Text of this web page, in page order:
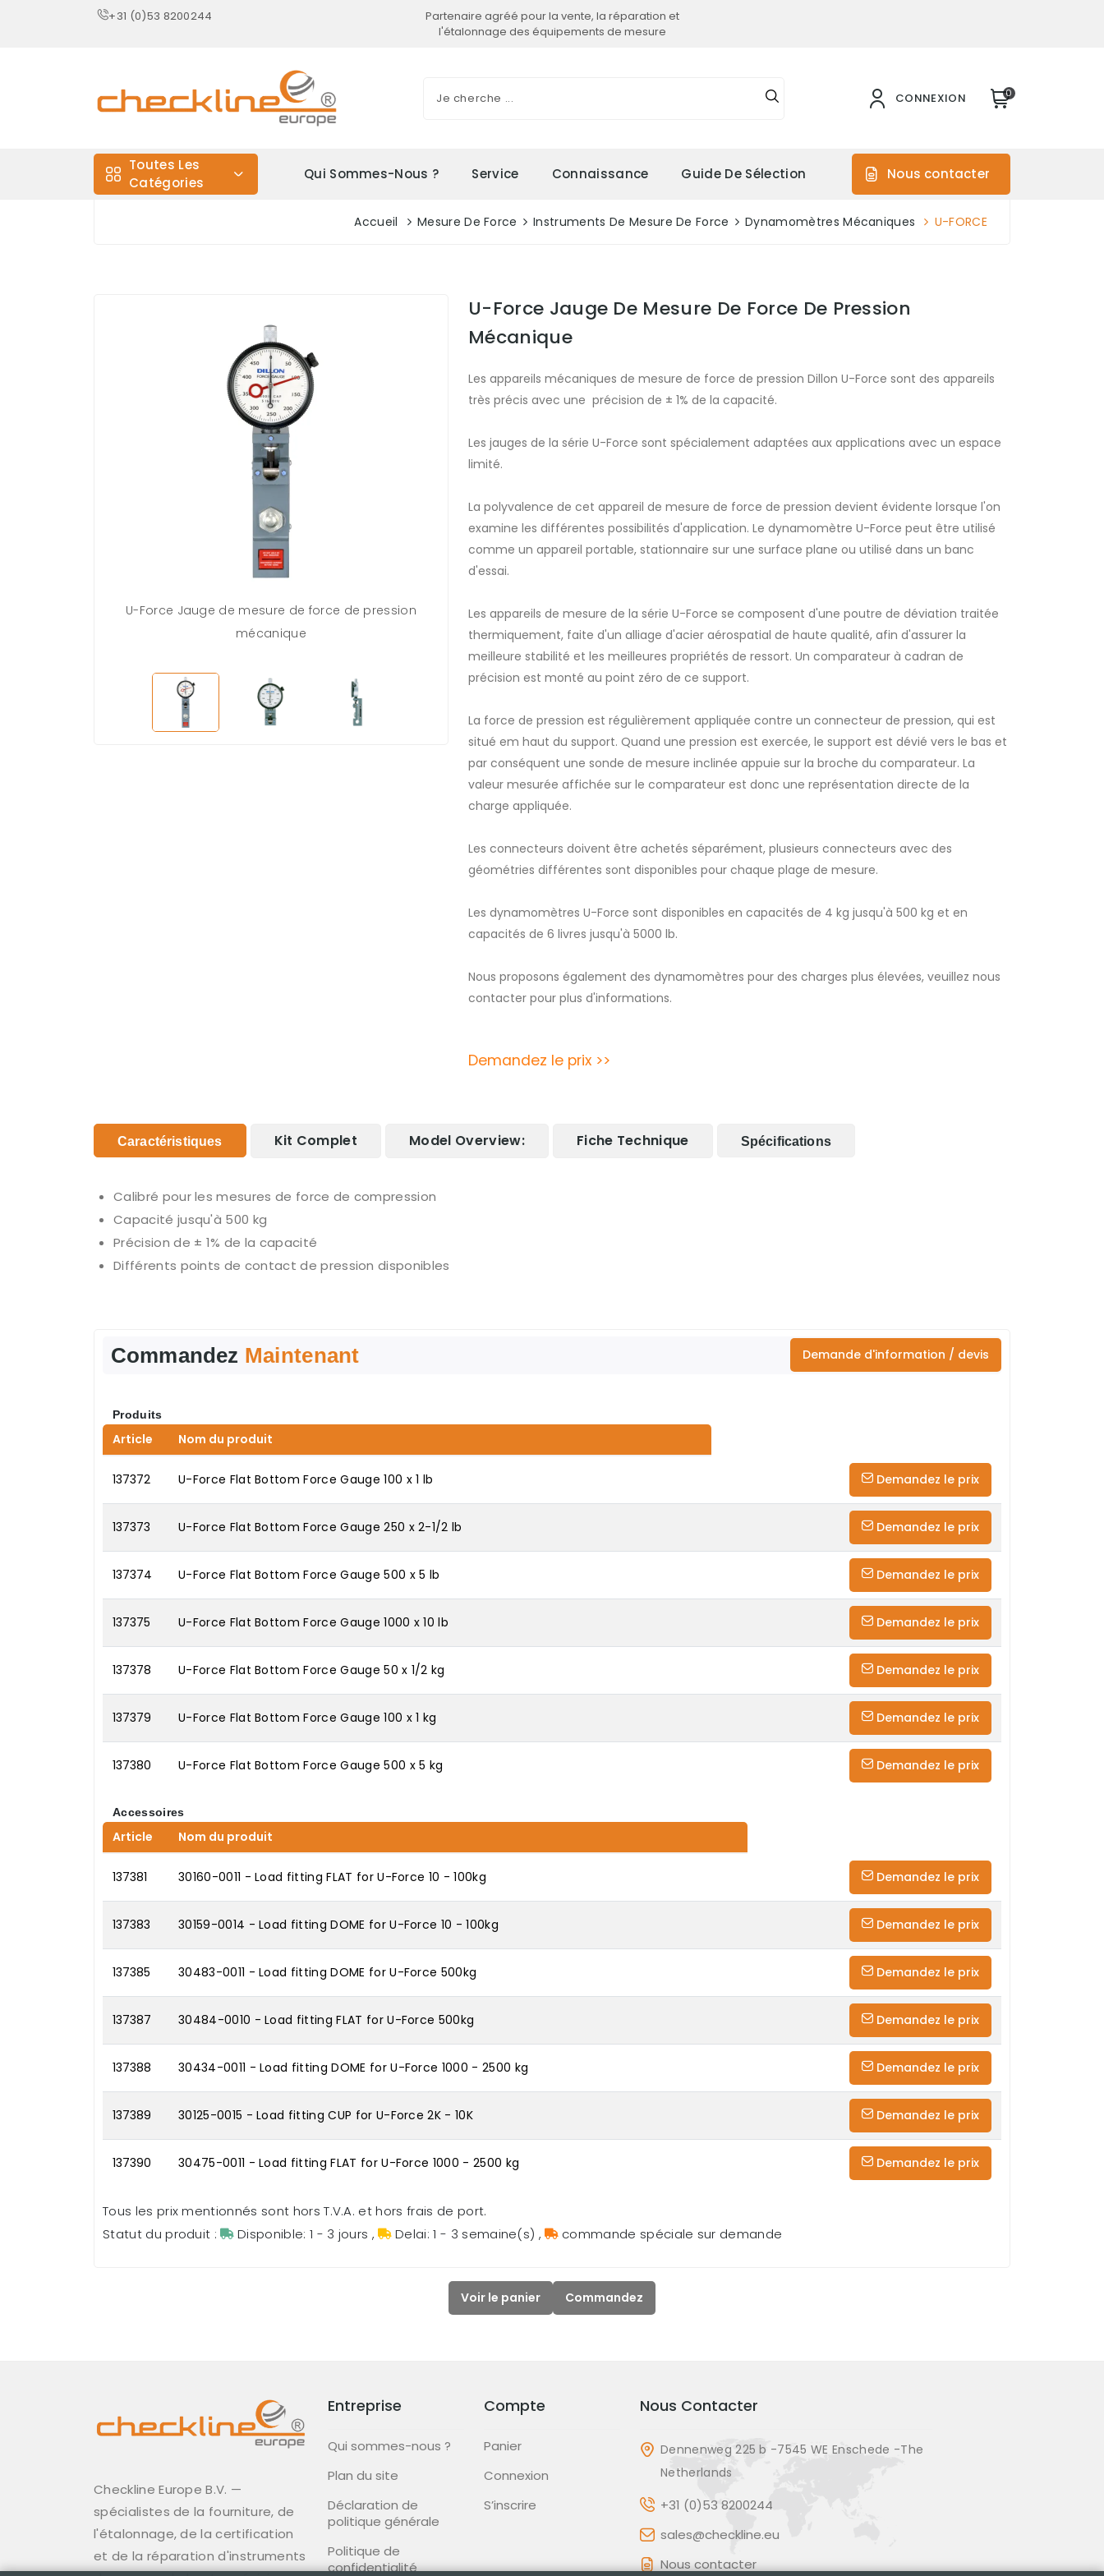
+31 (0)53 8200244
Partenaire agréé pour la vente, la réparation et
l'étalonnage des équipements de mesure
CONNEXION 0
Toutes Les
Catégories
Qui Sommes-Nous ? Service Connaissance Guide De Sélection Nous contacter
Accueil Mesure De Force Instruments De Mesure De Force Dynamomètres Mécaniques U-FORCE
U-Force Jauge de mesure de force de pression
mécanique
U-Force Jauge De Mesure De Force De Pression
Mécanique
Les appareils mécaniques de mesure de force de pression Dillon U-Force sont des appareils
très précis avec une précision de ± 1% de la capacité.
Les jauges de la série U-Force sont spécialement adaptées aux applications avec un espace
limité.
La polyvalence de cet appareil de mesure de force de pression devient évidente lorsque l'on
examine les différentes possibilités d'application. Le dynamomètre U-Force peut être utilisé
comme un appareil portable, stationnaire sur une surface plane ou utilisé dans un banc
d'essai.
Les appareils de mesure de la série U-Force se composent d'une poutre de déviation traitée
thermiquement, faite d'un alliage d'acier aérospatial de haute qualité, afin d'assurer la
meilleure stabilité et les meilleures propriétés de ressort. Un comparateur à cadran de
précision est monté au point zéro de ce support.
La force de pression est régulièrement appliquée contre un connecteur de pression, qui est
situé em haut du support. Quand une pression est exercée, le support est dévié vers le bas et
par conséquent une sonde de mesure inclinée appuie sur la broche du comparateur. La
valeur mesurée affichée sur le comparateur est donc une représentation directe de la
charge appliquée.
Les connecteurs doivent être achetés séparément, plusieurs connecteurs avec des
géométries différentes sont disponibles pour chaque plage de mesure.
Les dynamomètres U-Force sont disponibles en capacités de 4 kg jusqu'à 500 kg et en
capacités de 6 livres jusqu'à 5000 lb.
Nous proposons également des dynamomètres pour des charges plus élevées, veuillez nous
contacter pour plus d'informations.
Demandez le prix >>
Caractéristiques Kit Complet Model Overview: Fiche Technique Spécifications
Calibré pour les mesures de force de compression
Capacité jusqu'à 500 kg
Précision de ± 1% de la capacité
Différents points de contact de pression disponibles
Commandez Maintenant Demande d'information / devis
Produits
Article Nom du produit
137372 U-Force Flat Bottom Force Gauge 100 x 1 lb Demandez le prix
137373 U-Force Flat Bottom Force Gauge 250 x 2-1/2 lb Demandez le prix
137374 U-Force Flat Bottom Force Gauge 500 x 5 lb Demandez le prix
137375 U-Force Flat Bottom Force Gauge 1000 x 10 lb Demandez le prix
137378 U-Force Flat Bottom Force Gauge 50 x 1/2 kg Demandez le prix
137379 U-Force Flat Bottom Force Gauge 100 x 1 kg Demandez le prix
137380 U-Force Flat Bottom Force Gauge 500 x 5 kg Demandez le prix
Accessoires
Article Nom du produit
137381 30160-0011 - Load fitting FLAT for U-Force 10 - 100kg Demandez le prix
137383 30159-0014 - Load fitting DOME for U-Force 10 - 100kg Demandez le prix
137385 30483-0011 - Load fitting DOME for U-Force 500kg Demandez le prix
137387 30484-0010 - Load fitting FLAT for U-Force 500kg Demandez le prix
137388 30434-0011 - Load fitting DOME for U-Force 1000 - 2500 kg Demandez le prix
137389 30125-0015 - Load fitting CUP for U-Force 2K - 10K Demandez le prix
137390 30475-0011 - Load fitting FLAT for U-Force 1000 - 2500 kg Demandez le prix
Tous les prix mentionnés sont hors T.V.A. et hors frais de port.
Statut du produit :
Disponible: 1 - 3 jours , Delai: 1 - 3 semaine(s) , commande spéciale sur demande
Voir le panier Commandez
Checkline Europe B.V. —
spécialistes de la fourniture, de
l'étalonnage, de la certification
et de la réparation d'instruments
Entreprise
Qui sommes-nous ?
Plan du site
Déclaration de
politique générale
Politique de
confidentialité
Compte
Panier
Connexion
S’inscrire
Nous Contacter
Dennenweg 225 b -7545 WE Enschede -The
Netherlands
+31 (0)53 8200244
sales@checkline.eu
Nous contacter